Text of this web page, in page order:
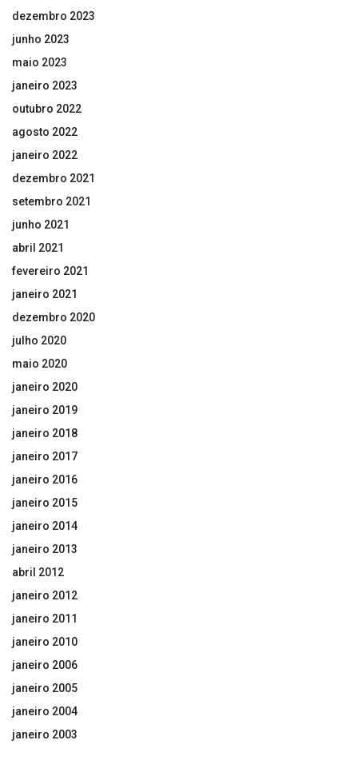
dezembro 2023
junho 2023
maio 2023
janeiro 2023
outubro 2022
agosto 2022
janeiro 2022
dezembro 2021
setembro 2021
junho 2021
abril 2021
fevereiro 2021
janeiro 2021
dezembro 2020
julho 2020
maio 2020
janeiro 2020
janeiro 2019
janeiro 2018
janeiro 2017
janeiro 2016
janeiro 2015
janeiro 2014
janeiro 2013
abril 2012
janeiro 2012
janeiro 2011
janeiro 2010
janeiro 2006
janeiro 2005
janeiro 2004
janeiro 2003